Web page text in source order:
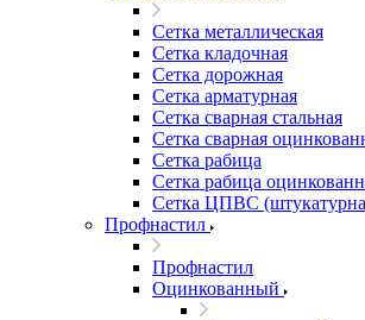
Сетка металлическая
Сетка кладочная
Сетка дорожная
Сетка арматурная
Сетка сварная стальная
Сетка сварная
Сетка рабица
Сетка рабица
Сетка ЦПВС
Профнастил
Профнастил
Оцинкованный